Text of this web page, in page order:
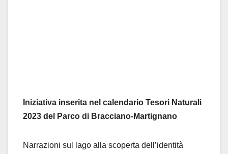
Iniziativa inserita nel calendario Tesori Naturali
2023 del Parco di Bracciano-Martignano
Narrazioni sul lago alla scoperta dell’identità